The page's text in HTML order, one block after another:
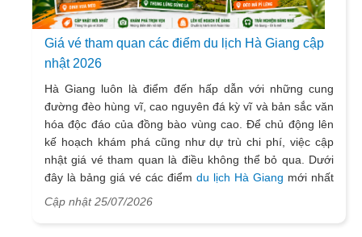
Giá vé tham quan các điểm du lịch Hà Giang cập
nhật 2026
Hà Giang luôn là điểm đến hấp dẫn với những cung
đường đèo hùng vĩ, cao nguyên đá kỳ vĩ và bản sắc văn
hóa độc đáo của đồng bào vùng cao. Để chủ động lên
kế hoạch khám phá cũng như dự trù chi phí, việc cập
nhật giá vé tham quan là điều không thể bỏ qua. Dưới
đây là bảng giá vé các điểm du lịch Hà Giang mới nhất
năm 2026 cùng thông tin hữu ích giúp bạn chuẩn bị cho
Cập nhật 25/07/2026